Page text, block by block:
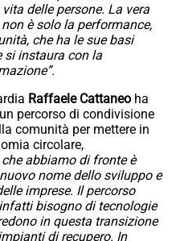
delle persone. La vera
è solo la performance,
che ha le sue basi
si instaura con la
Raffaele Cattaneo ha
percorso di condivisione
comunità per mettere in
circolare,
abbiamo di fronte è
nome dello sviluppo e
imprese. Il percorso
bisogno di tecnologie
in questa transizione
di recupero. In